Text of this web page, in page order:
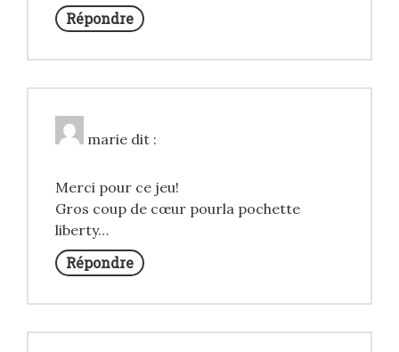
Répondre
marie dit :
Merci pour ce jeu!
Gros coup de cœur pourla pochette
liberty…
Répondre